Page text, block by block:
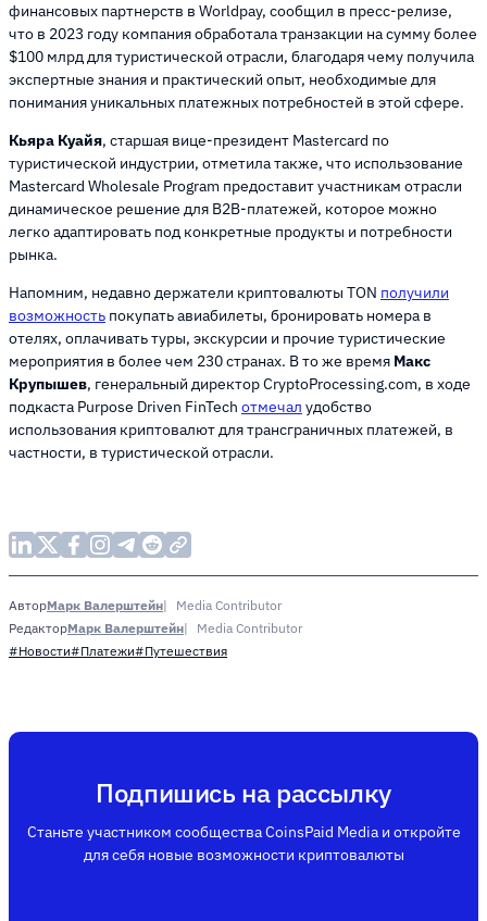
финансовых партнерств в Worldpay, сообщил в пресс-релизе,
что в 2023 году компания обработала транзакции на сумму более
$100 млрд для туристической отрасли, благодаря чему получила
экспертные знания и практический опыт, необходимые для
понимания уникальных платежных потребностей в этой сфере.
Кьяра Куайя, старшая вице-президент Mastercard по
туристической индустрии, отметила также, что использование
Mastercard Wholesale Program предоставит участникам отрасли
динамическое решение для B2B-платежей, которое можно
легко адаптировать под конкретные продукты и потребности
рынка.
Напомним, недавно держатели криптовалюты TON получили
возможность покупать авиабилеты, бронировать номера в
отелях, оплачивать туры, экскурсии и прочие туристические
мероприятия в более чем 230 странах. В то же время Макс
Крупышев, генеральный директор CryptoProcessing.com, в ходе
подкаста Purpose Driven FinTech отмечал удобство
использования криптовалют для трансграничных платежей, в
частности, в туристической отрасли.
АвторМарк Валерштейн
Media Contributor
РедакторМарк Валерштейн
Media Contributor
#Новости#Платежи#Путешествия
Подпишись на рассылку
Станьте участником сообщества CoinsPaid Media и откройте
для себя новые возможности криптовалюты